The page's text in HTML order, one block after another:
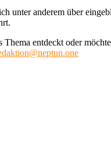
unter anderem über
Thema entdeckt oder